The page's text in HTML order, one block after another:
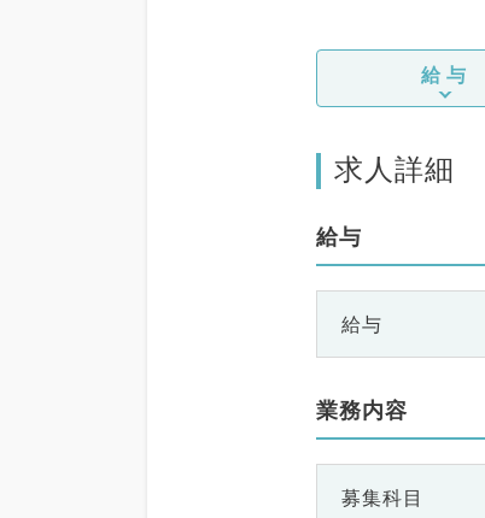
給与
求人詳細
給与
給与
業務内容
募集科目